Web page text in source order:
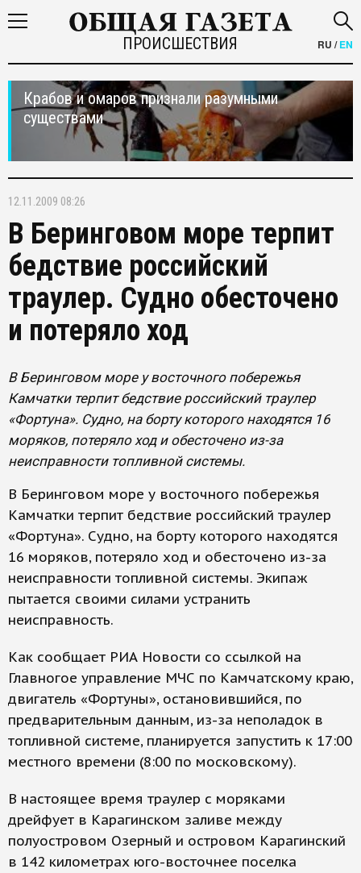
ПРОИСШЕСТВИЯ RU /EN
Крабов и омаров признали разумными
существами
12.11.2009 08:26
В Беринговом море терпит
бедствие российский
траулер. Судно обесточено
и потеряло ход
В Беринговом море у восточного побережья
Камчатки терпит бедствие российский траулер
«Фортуна». Судно, на борту которого находятся 16
моряков, потеряло ход и обесточено из-за
неисправности топливной системы.
В Беринговом море у восточного побережья
Камчатки терпит бедствие российский траулер
«Фортуна». Судно, на борту которого находятся
16 моряков, потеряло ход и обесточено из-за
неисправности топливной системы. Экипаж
пытается своими силами устранить
неисправность.
Как сообщает РИА Новости со ссылкой на
Главногое управление МЧС по Камчатскому краю,
двигатель «Фортуны», остановившийся, по
предварительным данным, из-за неполадок в
топливной системе, планируется запустить к 17:00
местного времени (8:00 по московскому).
В настоящее время траулер с моряками
дрейфует в Карагинском заливе между
полуостровом Озерный и островом Карагинский
в 142 километрах юго-восточнее поселка